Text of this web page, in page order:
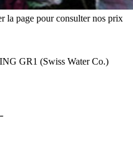
la page pour consulter nos prix
GR1 (Swiss Water Co.)